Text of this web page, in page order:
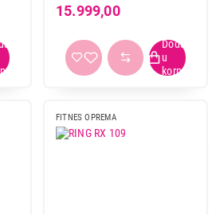
Primeni filtere
15.999,00
FITNES OPREMA